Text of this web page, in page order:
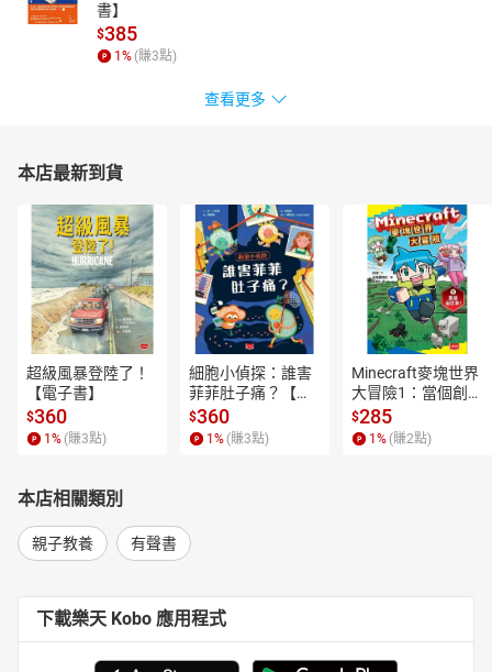
書】
$385
1 % (賺3點)
查看更多
本店最新到貨
超級風暴登陸了！
【電子書】
$360
1 % (賺3點)
細胞小偵探：誰害
菲菲肚子痛？【電
子書】
$360
1 % (賺3點)
Minecraft麥塊世界
大冒險1：當個創世
神！【電子書】
$285
1 % (賺2點)
本店相關類別
親子教養 有聲書
下載樂天 Kobo 應用程式